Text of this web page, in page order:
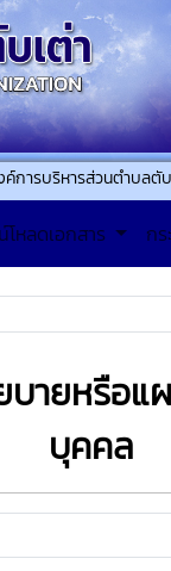
ส่วนตำบลตับเต่า ติดต่
โหลดเอกสาร ก
บายหรือ
บุคคล